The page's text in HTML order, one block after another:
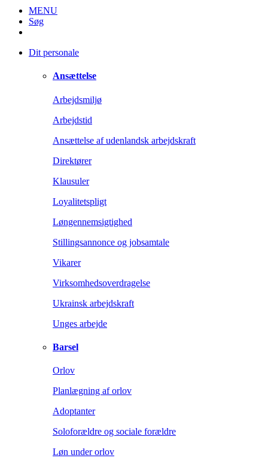
MENU
Søg
Dit personale
Ansættelse
Arbejdsmiljø
Arbejdstid
Ansættelse af udenlandsk arbejdskraft
Direktører
Klausuler
Loyalitetspligt
Løngennemsigtighed
Stillingsannonce og jobsamtale
Vikarer
Virksomhedsoverdragelse
Ukrainsk arbejdskraft
Unges arbejde
Barsel
Orlov
Planlægning af orlov
Adoptanter
Soloforældre og sociale forældre
Løn under orlov